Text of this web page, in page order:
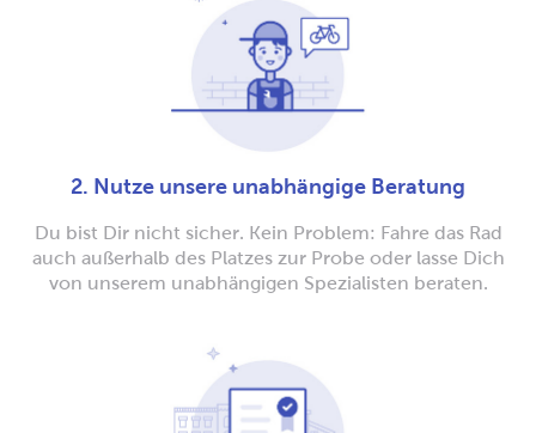
2. Nutze unsere unabhängige Beratung
Du bist Dir nicht sicher. Kein Problem: Fahre das Rad
auch außerhalb des Platzes zur Probe oder lasse Dich
von unserem unabhängigen Spezialisten beraten.